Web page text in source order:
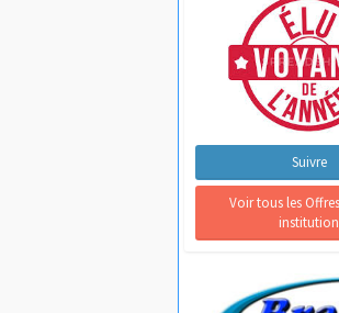
Suivre
institution